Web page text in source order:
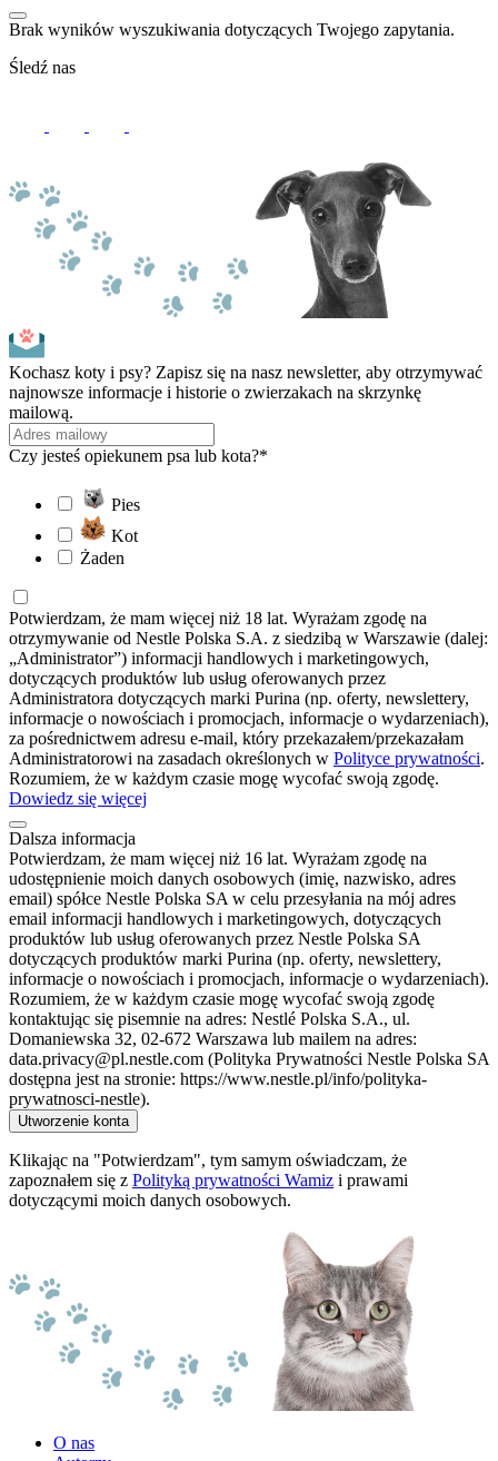
Brak wyników wyszukiwania dotyczących Twojego zapytania.
Śledź nas
Kochasz koty i psy? Zapisz się na nasz newsletter, aby otrzymywać
najnowsze informacje i historie o zwierzakach na skrzynkę
mailową.
Czy jesteś opiekunem psa lub kota?*
Pies
Kot
Żaden
Potwierdzam, że mam więcej niż 18 lat. Wyrażam zgodę na
otrzymywanie od Nestle Polska S.A. z siedzibą w Warszawie (dalej:
„Administrator”) informacji handlowych i marketingowych,
dotyczących produktów lub usług oferowanych przez
Administratora dotyczących marki Purina (np. oferty, newslettery,
informacje o nowościach i promocjach, informacje o wydarzeniach),
za pośrednictwem adresu e-mail, który przekazałem/przekazałam
Administratorowi na zasadach określonych w Polityce prywatności.
Rozumiem, że w każdym czasie mogę wycofać swoją zgodę.
Dowiedz się więcej
Dalsza informacja
Potwierdzam, że mam więcej niż 16 lat. Wyrażam zgodę na
udostępnienie moich danych osobowych (imię, nazwisko, adres
email) spółce Nestle Polska SA w celu przesyłania na mój adres
email informacji handlowych i marketingowych, dotyczących
produktów lub usług oferowanych przez Nestle Polska SA
dotyczących produktów marki Purina (np. oferty, newslettery,
informacje o nowościach i promocjach, informacje o wydarzeniach).
Rozumiem, że w każdym czasie mogę wycofać swoją zgodę
kontaktując się pisemnie na adres: Nestlé Polska S.A., ul.
Domaniewska 32, 02-672 Warszawa lub mailem na adres:
data.privacy@pl.nestle.com (Polityka Prywatności Nestle Polska SA
dostępna jest na stronie: https://www.nestle.pl/info/polityka-
prywatnosci-nestle).
Utworzenie konta
Klikając na "Potwierdzam", tym samym oświadczam, że
zapoznałem się z Polityką prywatności Wamiz i prawami
dotyczącymi moich danych osobowych.
O nas